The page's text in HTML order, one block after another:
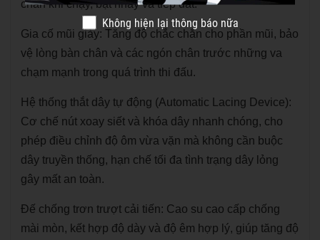
chân khi chạy, bật nhảy và tiếp đất.
Gia cố mũi giày: Tăng độ chắc chắn cho phần mũi, bảo
vệ lòng bàn chân và các ngón chân trước những va
chạm mạnh trong quá trình thi đấu.
Hệ thống thắt dây tự động (Automatic Lacing Device):
Cơ chế nút xoay siết và khóa dây nhanh chóng, cho
phép điều chỉnh độ ôm vừa vặn mà không cần buộc
dây truyền thống, hạn chế tối đa tình trạng dây lỏng
gây mất an toàn.
Đế chống trơn trượt cải tiến: Cao su cao cấp chống
mài mòn, kết hợp độ dày và độ êm hợp lý, giúp tăng độ
Không hiện lại thông báo nữa